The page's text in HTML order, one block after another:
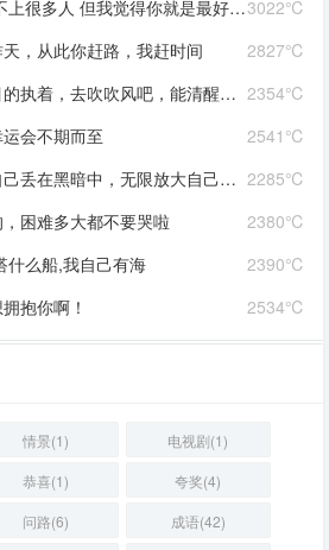
3022℃
都好 我想告诉你 我对你的爱是兜底 是连你自己都不喜欢自己的时候 还有我来爱你
2827℃
，从此你赶路，我赶时间
2354℃
去吹吹风吧，能清醒的话感冒也没关系。
2541℃
会不期而至
2285℃
，洗个热乎的澡，喝甜甜的奶茶。看看长河落日，花朵树木，驱逐丧气再努力奔跑，生活到处是发光的星星。
2380℃
困难多大都不要哭啦
2390℃
什么船,我自己有海
2534℃
抱你啊！
情景(1)
电视剧(1)
恭喜(1)
夸奖(4)
问路(6)
成语(42)